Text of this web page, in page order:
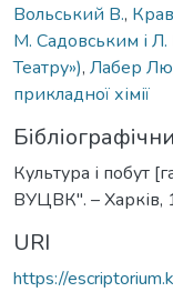
Вольський В.,
М. Садовським і
Театру»), Лабер
прикладної хімії
Культура і побут
ВУЦВК". – Харків,
URI
https://